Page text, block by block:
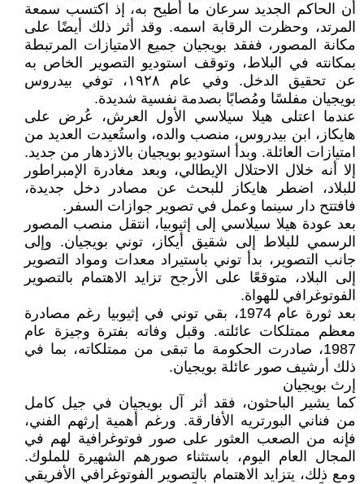
أن الحاكم الجديد سرعان ما أُطيح به، إذ اكتسب سمعة
المرتد، وحظرت الرقابة اسمه. وقد أثر ذلك أيضًا على
مكانة المصور، ففقد بويجيان جميع الامتيازات المرتبطة
بمكانته في البلاط، وتوقف استوديو التصوير الخاص به
عن تحقيق الدخل. وفي عام ١٩٢٨، توفي بيدروس
بويجيان مفلسًا ومُصابًا بصدمة نفسية شديدة.
عندما اعتلى هيلا سيلاسي الأول العرش، عُرض على
هايكاز، ابن بيدروس، منصب والده، واستُعيدت العديد من
امتيازات العائلة. وبدأ استوديو بويجيان بالازدهار من جديد.
إلا أنه خلال الاحتلال الإيطالي، وبعد مغادرة الإمبراطور
للبلاد، اضطر هايكاز للبحث عن مصادر دخل جديدة،
فافتتح دار سينما وعمل في تصوير جوازات السفر.
بعد عودة هيلا سيلاسي إلى إثيوبيا، انتقل منصب المصور
الرسمي للبلاط إلى شقيق أيكاز، توني بويجيان. وإلى
جانب التصوير، بدأ توني باستيراد معدات ومواد التصوير
إلى البلاد، متوقعًا على الأرجح تزايد الاهتمام بالتصوير
الفوتوغرافي للهواة.
بعد ثورة عام 1974، بقي توني في إثيوبيا رغم مصادرة
معظم ممتلكات عائلته. وقبل وفاته بفترة وجيزة عام
1987، صادرت الحكومة ما تبقى من ممتلكاته، بما في
ذلك أرشيف صور عائلة بويجيان.
إرث بويجيان
كما يشير الباحثون، فقد أثر آل بويجيان في جيل كامل
من فناني البورتريه الأفارقة. ورغم أهمية إرثهم الفني،
فإنه من الصعب العثور على صور فوتوغرافية لهم في
المجال العام اليوم، باستثناء صورهم الشهيرة للملوك.
ومع ذلك، يتزايد الاهتمام بالتصوير الفوتوغرافي الأفريقي